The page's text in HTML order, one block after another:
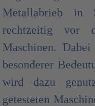
Metallabrieb in
rechtzeitig vor
Maschinen.
besonderer
wird dazu
getesteten